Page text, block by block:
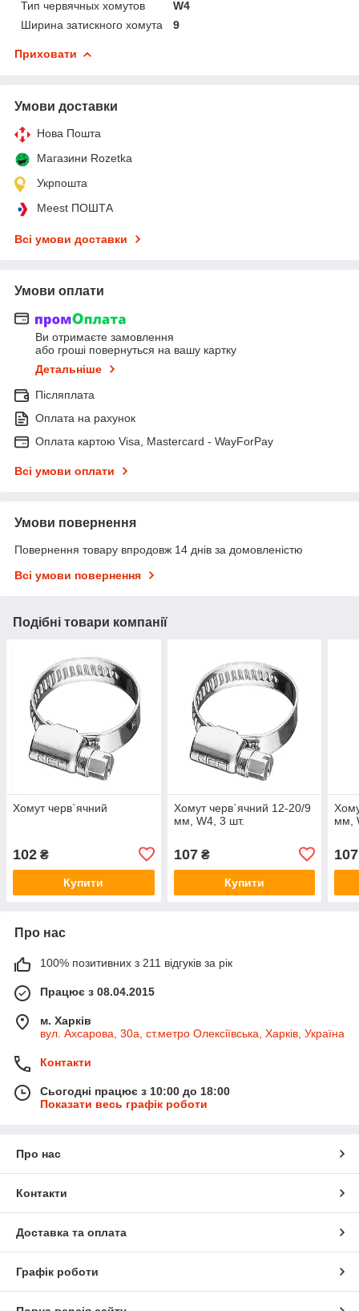
Тип червячных хомутов
W4
Ширина затискного хомута
9
Приховати
Умови доставки
Нова Пошта
Магазини Rozetka
Укрпошта
Meest ПОШТА
Всі умови доставки
Умови оплати
Ви отримаєте замовлення
або гроші повернуться на вашу картку
Детальніше
Післяплата
Оплата на рахунок
Оплата картою Visa, Mastercard - WayForPay
Всі умови оплати
Умови повернення
Повернення товару впродовж 14 днів за домовленістю
Всі умови повернення
Подібні товари компанії
Хомут черв`ячний
102 ₴
Купити
Хомут черв`ячний 12-20/9
мм, W4, 3 шт.
107₴
Купити
мм,
107
Про нас
100% позитивних з 211 відгуків за рік
Працює з 08.04.2015
м. Харків
вул. Ахсарова, 30а, ст.метро Олексіївська, Харків, Україна
Контакти
Сьогодні працює з 10:00 до 18:00
Показати весь графік роботи
Про нас
Контакти
Доставка та оплата
Графік роботи